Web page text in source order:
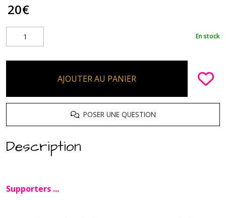
20€
En stock
AJOUTER AU PANIER
POSER UNE QUESTION
Description
Supporters ...